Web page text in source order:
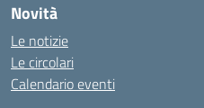
Novità
Le notizie
Le circolari
Calendario eventi